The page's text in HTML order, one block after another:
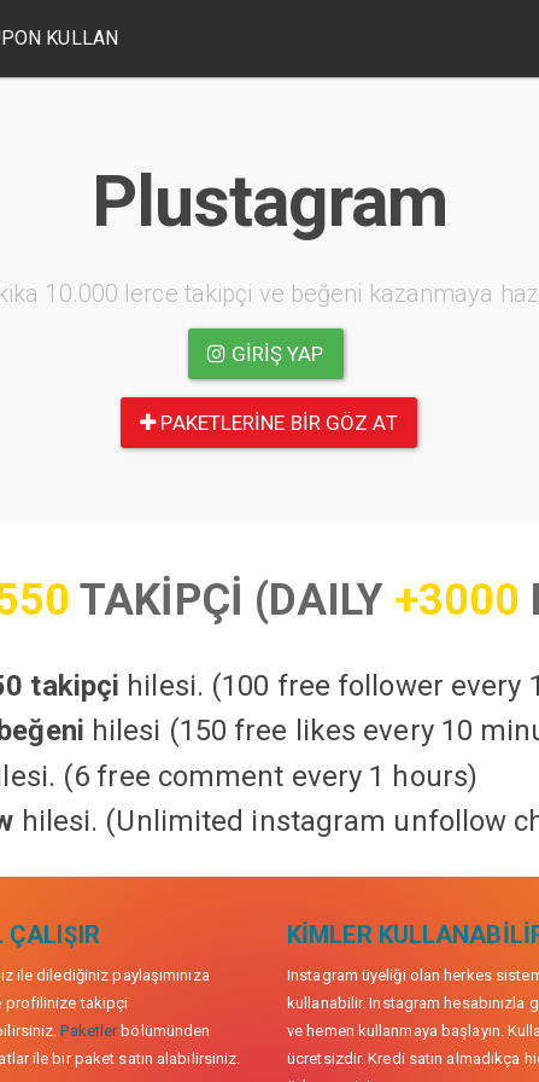
KULLAN
Plustagram
10.000 lerce takipçi ve beğeni kazanmaya
GIRIŞ YAP
PAKETLERINE BIR GÖZ AT
TAKİPÇİ (DAILY +3000
takipçi hilesi. (100 free follower every
hilesi (150 free likes every 10
(6 free comment every 1 hours)
hilesi. (Unlimited instagram unfollow
ÇALIŞIR
ile dilediğiniz paylaşımınıza
profilinize takipçi
Paketlerbölümünden
ile bir paket satın alabilirsiniz.
KIMLER
Instagram üyeliği olan herkes
kullanabilir. Instagram hesabınızla
ve hemen kullanmaya başlayın.
ücretsizdir. Kredi satın almadıkça